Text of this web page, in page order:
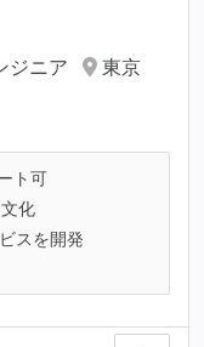
ジニア
東京
ト可
化
スを開発